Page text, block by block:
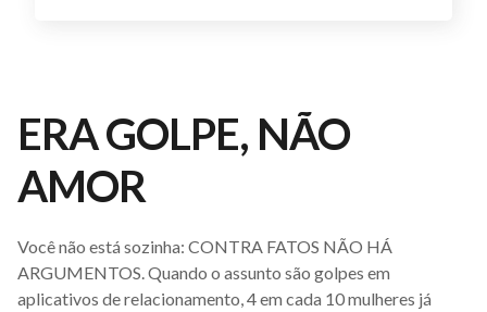
ERA GOLPE, NÃO
AMOR
Você não está sozinha: CONTRA FATOS NÃO HÁ
ARGUMENTOS. Quando o assunto são golpes em
aplicativos de relacionamento, 4 em cada 10 mulheres já